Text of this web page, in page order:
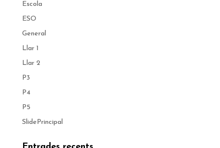
Escola
ESO
General
Llar 1
Llar 2
P3
P4
P5
SlidePrincipal